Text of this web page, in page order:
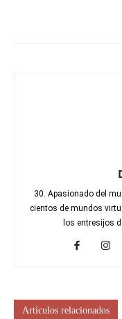
30. Apasionado del
cientos de mundos
los entresijos
Artículos relacionados